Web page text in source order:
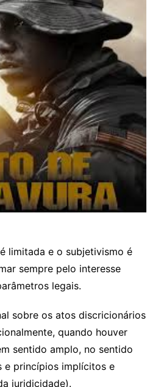
limitada e o subjetivismo é
sempre pelo interesse
legais.
sobre os atos discricionários
quando houver
sentido amplo, no sentido
e princípios implícitos e
juridicidade).